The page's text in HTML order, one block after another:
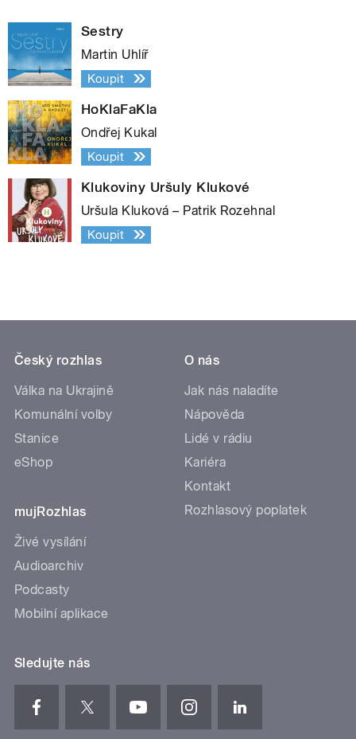
Sestry
Martin Uhlíř
Koupit
HoKlaFaKla
Ondřej Kukal
Koupit
Klukoviny Uršuly Klukové
Uršula Kluková – Patrik Rozehnal
Koupit
Český rozhlas
Válka na Ukrajině
Komunální volby
Stanice
eShop
mujRozhlas
Živé vysílání
Audioarchiv
Podcasty
Mobilní aplikace
O nás
Jak nás naladíte
Nápověda
Lidé v rádiu
Kariéra
Kontakt
Rozhlasový poplatek
Sledujte nás